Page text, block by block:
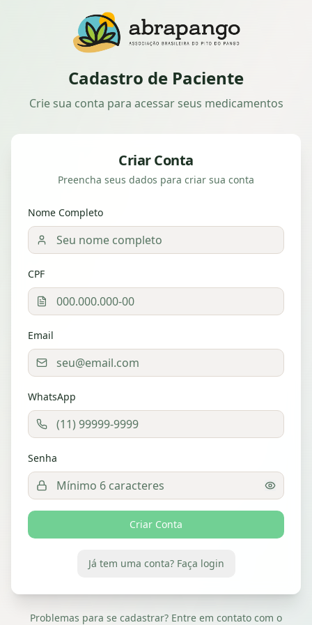
Cadastro de Paciente
Crie sua conta para acessar seus medicamentos
Criar Conta
Preencha seus dados para criar sua conta
Nome Completo
CPF
Email
WhatsApp
Senha
Criar Conta
Já tem uma conta? Faça login
Problemas para se cadastrar? Entre em contato com o